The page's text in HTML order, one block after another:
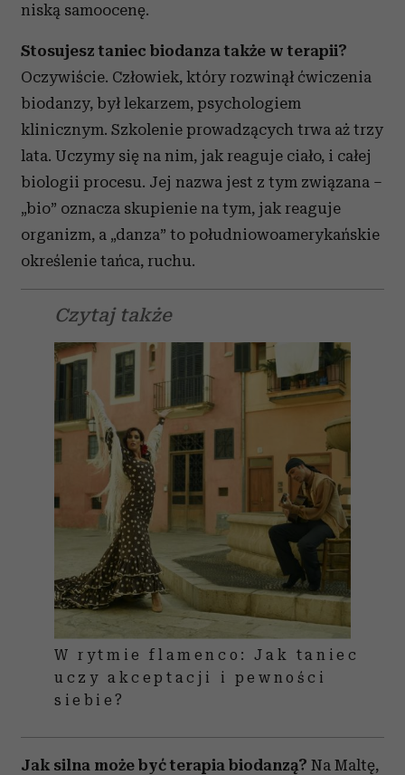
niską samoocenę.
Stosujesz taniec biodanza także w terapii?
Oczywiście. Człowiek, który rozwinął ćwiczenia
biodanzy, był lekarzem, psychologiem
klinicznym. Szkolenie prowadzących trwa aż trzy
lata. Uczymy się na nim, jak reaguje ciało, i całej
biologii procesu. Jej nazwa jest z tym związana –
„bio” oznacza skupienie na tym, jak reaguje
organizm, a „danza” to południowoamerykańskie
określenie tańca, ruchu.
Czytaj także
W rytmie flamenco: Jak taniec
uczy akceptacji i pewności
siebie?
Jak silna może być terapia biodanzą? Na Maltę,